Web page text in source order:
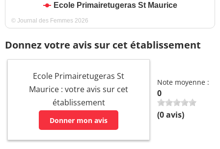
Ecole Primairetugeras St Maurice
© Journal des Femmes 2026
Donnez votre avis sur cet établissement
Ecole Primairetugeras St
Maurice : votre avis sur cet
établissement
Donner mon avis
Note moyenne :
0
(0avis)